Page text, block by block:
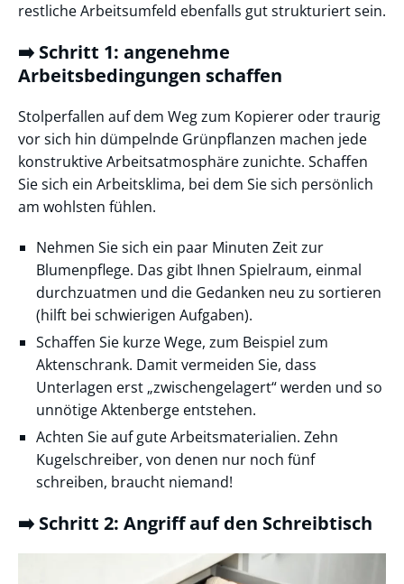
restliche Arbeitsumfeld ebenfalls gut strukturiert sein.
➡️ Schritt 1: angenehme
Arbeitsbedingungen schaffen
Stolperfallen auf dem Weg zum Kopierer oder traurig
vor sich hin dümpelnde Grünpflanzen machen jede
konstruktive Arbeitsatmosphäre zunichte. Schaffen
Sie sich ein Arbeitsklima, bei dem Sie sich persönlich
am wohlsten fühlen.
Nehmen Sie sich ein paar Minuten Zeit zur
Blumenpflege. Das gibt Ihnen Spielraum, einmal
durchzuatmen und die Gedanken neu zu sortieren
(hilft bei schwierigen Aufgaben).
Schaffen Sie kurze Wege, zum Beispiel zum
Aktenschrank. Damit vermeiden Sie, dass
Unterlagen erst „zwischengelagert“ werden und so
unnötige Aktenberge entstehen.
Achten Sie auf gute Arbeitsmaterialien. Zehn
Kugelschreiber, von denen nur noch fünf
schreiben, braucht niemand!
➡️ Schritt 2: Angriff auf den Schreibtisch